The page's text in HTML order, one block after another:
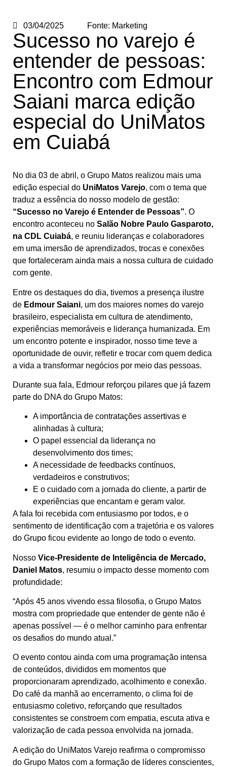
03/04/2025 Fonte: Marketing
Sucesso no varejo é
entender de pessoas:
Encontro com Edmour
Saiani marca edição
especial do UniMatos
em Cuiabá
No dia 03 de abril, o Grupo Matos realizou mais uma
edição especial do UniMatos Varejo, com o tema que
traduz a essência do nosso modelo de gestão:
“Sucesso no Varejo é Entender de Pessoas”. O
encontro aconteceu no Salão Nobre Paulo Gasparoto,
na CDL Cuiabá, e reuniu lideranças e colaboradores
em uma imersão de aprendizados, trocas e conexões
que fortaleceram ainda mais a nossa cultura de cuidado
com gente.
Entre os destaques do dia, tivemos a presença ilustre
de Edmour Saiani, um dos maiores nomes do varejo
brasileiro, especialista em cultura de atendimento,
experiências memoráveis e liderança humanizada. Em
um encontro potente e inspirador, nosso time teve a
oportunidade de ouvir, refletir e trocar com quem dedica
a vida a transformar negócios por meio das pessoas.
Durante sua fala, Edmour reforçou pilares que já fazem
parte do DNA do Grupo Matos:
A importância de contratações assertivas e
alinhadas à cultura;
O papel essencial da liderança no
desenvolvimento dos times;
A necessidade de feedbacks contínuos,
verdadeiros e construtivos;
E o cuidado com a jornada do cliente, a partir de
experiências que encantam e geram valor.
A fala foi recebida com entusiasmo por todos, e o
sentimento de identificação com a trajetória e os valores
do Grupo ficou evidente ao longo de todo o evento.
Nosso Vice-Presidente de Inteligência de Mercado,
Daniel Matos, resumiu o impacto desse momento com
profundidade:
“Após 45 anos vivendo essa filosofia, o Grupo Matos
mostra com propriedade que entender de gente não é
apenas possível — é o melhor caminho para enfrentar
os desafios do mundo atual.”
O evento contou ainda com uma programação intensa
de conteúdos, divididos em momentos que
proporcionaram aprendizado, acolhimento e conexão.
Do café da manhã ao encerramento, o clima foi de
entusiasmo coletivo, reforçando que resultados
consistentes se constroem com empatia, escuta ativa e
valorização de cada pessoa envolvida na jornada.
A edição do UniMatos Varejo reafirma o compromisso
do Grupo Matos com a formação de líderes conscientes,